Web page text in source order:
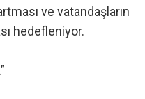
ve vatandaşların
hedefleniyor.